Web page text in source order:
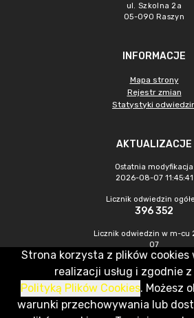
ul. Szkolna 2a
05-090 Raszyn
INFORMACJE
Mapa strony
Rejestr zmian
Statystyki
AKTUALIZACJE
Ostatnia modyfikacja
2026-08-07 11:45:41
Licznik odwiedzin
396 352
Licznik odwiedzin w m-cu
07
1 663
CMS & Hosting: Nefeni Sp. z o.o.
Strona korzysta z plików cookies
realizacji usług i zgodnie z
Polityką Plików Cookies. Możesz
warunki przechowywania lub